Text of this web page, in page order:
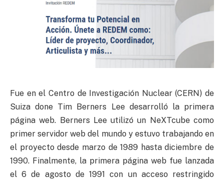
Fue en el Centro de Investigación Nuclear (CERN) de
Suiza done Tim Berners Lee desarrolló la primera
página web. Berners Lee utilizó un NeXTcube como
primer servidor web del mundo y estuvo trabajando en
el proyecto desde marzo de 1989 hasta diciembre de
1990. Finalmente, la primera página web fue lanzada
el 6 de agosto de 1991 con un acceso restringido